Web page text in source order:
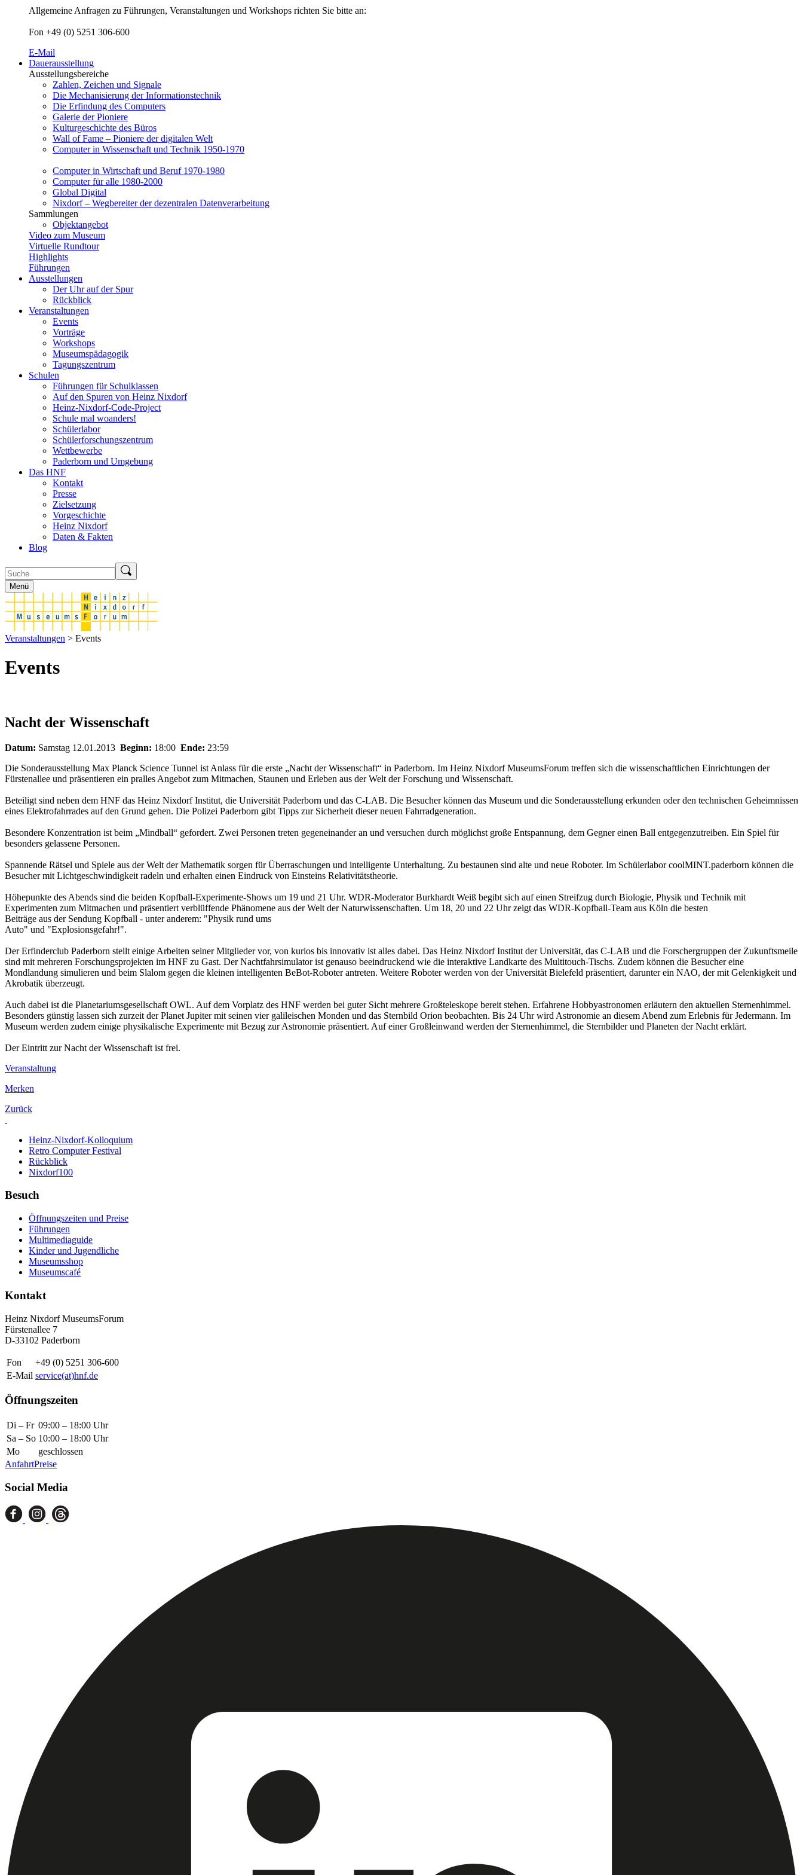
Allgemeine Anfragen zu Führungen, Veranstaltungen und Workshops richten Sie bitte an:
Fon +49 (0) 5251 306-600
E-Mail
Dauerausstellung
Ausstellungsbereiche
Zahlen, Zeichen und Signale
Die Mechanisierung der Informationstechnik
Die Erfindung des Computers
Galerie der Pioniere
Kulturgeschichte des Büros
Wall of Fame – Pioniere der digitalen Welt
Computer in Wissenschaft und Technik 1950-1970
Computer in Wirtschaft und Beruf 1970-1980
Computer für alle 1980-2000
Global Digital
Nixdorf – Wegbereiter der dezentralen Datenverarbeitung
Sammlungen
Objektangebot
Video zum Museum
Virtuelle Rundtour
Highlights
Führungen
Ausstellungen
Der Uhr auf der Spur
Rückblick
Veranstaltungen
Events
Vorträge
Workshops
Museumspädagogik
Tagungszentrum
Schulen
Führungen für Schulklassen
Auf den Spuren von Heinz Nixdorf
Heinz-Nixdorf-Code-Project
Schule mal woanders!
Schülerlabor
Schülerforschungszentrum
Wettbewerbe
Paderborn und Umgebung
Das HNF
Kontakt
Presse
Zielsetzung
Vorgeschichte
Heinz Nixdorf
Daten & Fakten
Blog
Menü
Veranstaltungen > Events
Events
Nacht der Wissenschaft
Datum: Samstag 12.01.2013 Beginn: 18:00 Ende: 23:59
Die Sonderausstellung Max Planck Science Tunnel ist Anlass für die erste „Nacht der Wissenschaft“ in Paderborn. Im Heinz Nixdorf MuseumsForum treffen sich die wissenschaftlichen Einrichtungen der
Fürstenallee und präsentieren ein pralles Angebot zum Mitmachen, Staunen und Erleben aus der Welt der Forschung und Wissenschaft.
Beteiligt sind neben dem HNF das Heinz Nixdorf Institut, die Universität Paderborn und das C-LAB. Die Besucher können das Museum und die Sonderausstellung erkunden oder den technischen Geheimnissen
eines Elektrofahrrades auf den Grund gehen. Die Polizei Paderborn gibt Tipps zur Sicherheit dieser neuen Fahrradgeneration.
Besondere Konzentration ist beim „Mindball“ gefordert. Zwei Personen treten gegeneinander an und versuchen durch möglichst große Entspannung, dem Gegner einen Ball entgegenzutreiben. Ein Spiel für
besonders gelassene Personen.
Spannende Rätsel und Spiele aus der Welt der Mathematik sorgen für Überraschungen und intelligente Unterhaltung. Zu bestaunen sind alte und neue Roboter. Im Schülerlabor coolMINT.paderborn können die
Besucher mit Lichtgeschwindigkeit radeln und erhalten einen Eindruck von Einsteins Relativitätstheorie.
Höhepunkte des Abends sind die beiden Kopfball-Experimente-Shows um 19 und 21 Uhr. WDR-Moderator Burkhardt Weiß begibt sich auf einen Streifzug durch Biologie, Physik und Technik mit
Experimenten zum Mitmachen und präsentiert verblüffende Phänomene aus der Welt der Naturwissenschaften. Um 18, 20 und 22 Uhr zeigt das WDR-Kopfball-Team aus Köln die besten
Beiträge aus der Sendung Kopfball - unter anderem: "Physik rund ums
Auto" und "Explosionsgefahr!".
Der Erfinderclub Paderborn stellt einige Arbeiten seiner Mitglieder vor, von kurios bis innovativ ist alles dabei. Das Heinz Nixdorf Institut der Universität, das C-LAB und die Forschergruppen der Zukunftsmeile
sind mit mehreren Forschungsprojekten im HNF zu Gast. Der Nachtfahrsimulator ist genauso beeindruckend wie die interaktive Landkarte des Multitouch-Tischs. Zudem können die Besucher eine
Mondlandung simulieren und beim Slalom gegen die kleinen intelligenten BeBot-Roboter antreten. Weitere Roboter werden von der Universität Bielefeld präsentiert, darunter ein NAO, der mit Gelenkigkeit und
Akrobatik überzeugt.
Auch dabei ist die Planetariumsgesellschaft OWL. Auf dem Vorplatz des HNF werden bei guter Sicht mehrere Großteleskope bereit stehen. Erfahrene Hobbyastronomen erläutern den aktuellen Sternenhimmel.
Besonders günstig lassen sich zurzeit der Planet Jupiter mit seinen vier galileischen Monden und das Sternbild Orion beobachten. Bis 24 Uhr wird Astronomie an diesem Abend zum Erlebnis für Jedermann. Im
Museum werden zudem einige physikalische Experimente mit Bezug zur Astronomie präsentiert. Auf einer Großleinwand werden der Sternenhimmel, die Sternbilder und Planeten der Nacht erklärt.
Der Eintritt zur Nacht der Wissenschaft ist frei.
Veranstaltung
Merken
Zurück
Heinz-Nixdorf-Kolloquium
Retro Computer Festival
Rückblick
Nixdorf100
Besuch
Öffnungszeiten und Preise
Führungen
Multimediaguide
Kinder und Jugendliche
Museumsshop
Museumscafé
Kontakt
Heinz Nixdorf MuseumsForum
Fürstenallee 7
D-33102 Paderborn
Fon
+49 (0) 5251 306-600
E-Mail service(at)hnf.de
Öffnungszeiten
Di – Fr 09:00 – 18:00 Uhr
Sa – So 10:00 – 18:00 Uhr
Mo
geschlossen
AnfahrtPreise
Social Media